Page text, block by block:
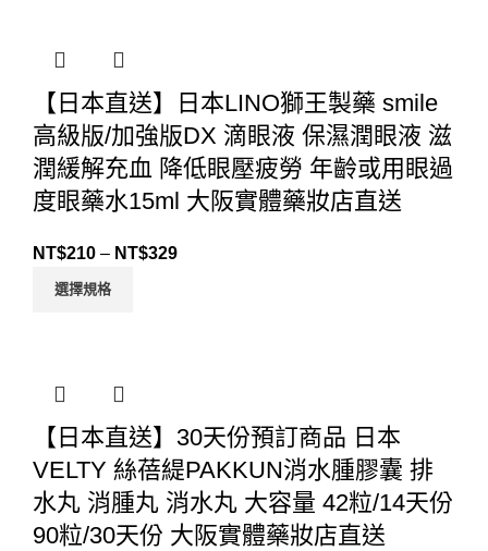
【日本直送】日本LINO獅王製藥 smile
高級版/加強版DX 滴眼液 保濕潤眼液 滋
潤緩解充血 降低眼壓疲勞 年齡或用眼過
度眼藥水15ml 大阪實體藥妝店直送
NT$210 – NT$329
選擇規格
【日本直送】30天份預訂商品 日本
VELTY 絲蓓緹PAKKUN消水腫膠囊 排
水丸 消腫丸 消水丸 大容量 42粒/14天份
90粒/30天份 大阪實體藥妝店直送